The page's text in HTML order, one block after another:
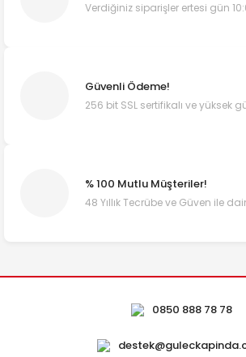
Verdiğiniz siparişler ertesi gün
Güvenli Ödeme!
256 bit SSL sertifikalı ve yüksek
% 100 Mutlu Müşteriler!
48 Yıllık Tecrübe ve Güven ile
0850 888 78 78